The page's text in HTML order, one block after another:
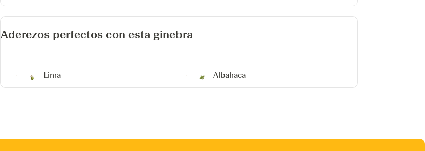
Aderezos perfectos con esta ginebra
Lima Albahaca